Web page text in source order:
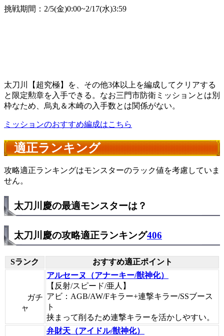
挑戦期間：2/5(金)0:00~2/17(水)3:59
太刀川【超究極】を、その他3体以上を編成してクリアする
と限定勲章を入手できる。なお三門市防衛ミッションとは別
枠なため、烏丸＆木崎の入手数とは関係がない。
ミッションのおすすめ編成はこちら
適正ランキング
攻略適正ランキングはモンスターのラック値を考慮していま
せん。
太刀川慶の最適モンスターは？
太刀川慶の攻略適正ランキング406
Sランク おすすめ適正ポイント
ガチ
ャ
アルセーヌ（アナーキー/獣神化）
【反射/スピード/亜人】
アビ：AGB/AW/Fキラー+連撃キラー/SSブース
ト
挟まって削るため連撃キラーを活かしやすい。
弁財天（アイドル/獣神化）